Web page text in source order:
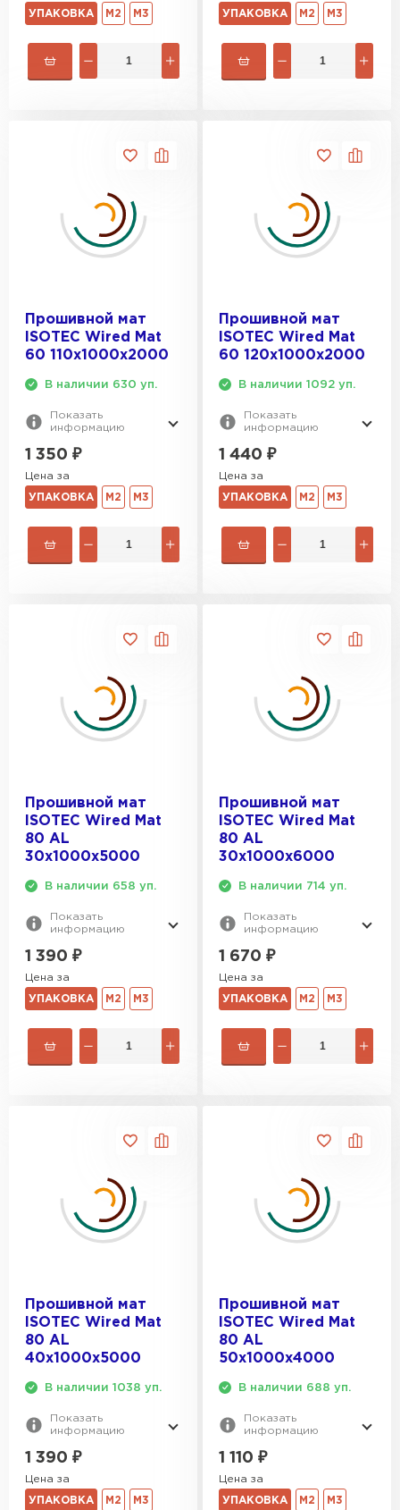
УПАКОВКА М2 М3 УПАКОВКА М2 М3
Прошивной мат
ISOTEC Wired Mat
60 110х1000х2000
В наличии 630 уп.
Показать
информацию
1 350 ₽
Цена за
УПАКОВКА М2 М3
Прошивной мат
ISOTEC Wired Mat
60 120х1000х2000
В наличии 1092 уп.
Показать
информацию
1 440 ₽
Цена за
УПАКОВКА М2 М3
Прошивной мат
ISOTEC Wired Mat
80 AL
30х1000х5000
В наличии 658 уп.
Показать
информацию
1 390 ₽
Цена за
УПАКОВКА М2 М3
Прошивной мат
ISOTEC Wired Mat
80 AL
30х1000х6000
В наличии 714 уп.
Показать
информацию
1 670 ₽
Цена за
УПАКОВКА М2 М3
Прошивной мат
ISOTEC Wired Mat
80 AL
40х1000х5000
В наличии 1038 уп.
Показать
информацию
1 390 ₽
Цена за
УПАКОВКА М2 М3
Прошивной мат
ISOTEC Wired Mat
80 AL
50х1000х4000
В наличии 688 уп.
Показать
информацию
1 110 ₽
Цена за
УПАКОВКА М2 М3